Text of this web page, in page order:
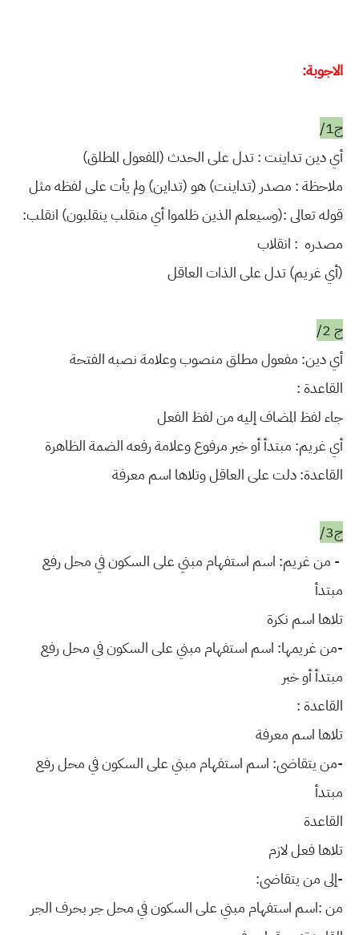
الاجوبة:
ج1/
أي دين تداينت : تدل على الحدث (المفعول المطلق)
ملاحظة : مصدر (تداينت) هو (تداين) ولم يأت على لفظه مثل
قوله تعالى :(وسيعلم الذين ظلموا أي منقلب ينقلبون) انقلب:
مصدره : انقلاب
(أي غريم) تدل على الذات العاقل
ج 2/
أي دين: مفعول مطلق منصوب وعلامة نصبه الفتحة
القاعدة :
جاء لفظ المضاف إليه من لفظ الفعل
أي غريم: مبتدأ أو خبر مرفوع وعلامة رفعه الضمة الظاهرة
القاعدة: دلت على العاقل وتلاها اسم معرفة
ج3/
- من غريم: اسم استفهام مبني على السكون في محل رفع
مبتدأ
تلاها اسم نكرة
-من غريمها: اسم استفهام مبني على السكون في محل رفع
مبتدأ أو خبر
القاعدة :
تلاها اسم معرفة
-من يتقاضى: اسم استفهام مبني على السكون في محل رفع
مبتدأ
القاعدة
تلاها فعل لازم
-إلى من يتقاضى:
من :اسم استفهام مبني على السكون في محل جر بحرف الجر